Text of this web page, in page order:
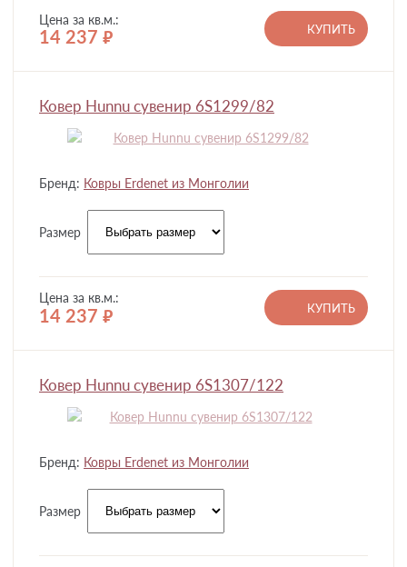
Цена за кв.м.:
14 237 руб.
КУПИТЬ
Ковер Hunnu сувенир 6S1299/82
Бренд: Ковры Erdenet из Монголии
Размер
Цена за кв.м.:
14 237 руб.
КУПИТЬ
Ковер Hunnu сувенир 6S1307/122
Бренд: Ковры Erdenet из Монголии
Размер